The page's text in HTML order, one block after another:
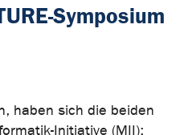
Symposium
haben sich die beiden
Initiative (MII):